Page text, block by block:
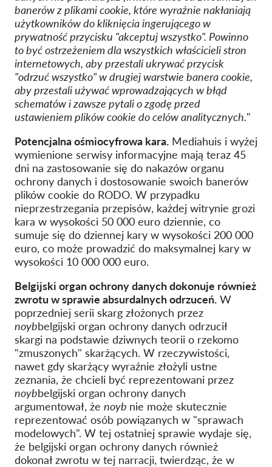
banerów z plikami cookie, które wyraźnie nakłaniają
użytkowników do kliknięcia ingerującego w
prywatność przycisku "akceptuj wszystko". Powinno
to być ostrzeżeniem dla wszystkich właścicieli stron
internetowych, aby przestali ukrywać przycisk
"odrzuć wszystko" w drugiej warstwie banera cookie,
aby przestali używać wprowadzających w błąd
schematów i zawsze pytali o zgodę przed
ustawieniem plików cookie do celów analitycznych."
Potencjalna ośmiocyfrowa kara. Mediahuis i wyżej
wymienione serwisy informacyjne mają teraz 45
dni na zastosowanie się do nakazów organu
ochrony danych i dostosowanie swoich banerów
plików cookie do RODO. W przypadku
nieprzestrzegania przepisów, każdej witrynie grozi
kara w wysokości 50 000 euro dziennie, co
sumuje się do dziennej kary w wysokości 200 000
euro, co może prowadzić do maksymalnej kary w
wysokości 10 000 000 euro.
Belgijski organ ochrony danych dokonuje również
zwrotu w sprawie absurdalnych odrzuceń. W
poprzedniej serii skarg złożonych przez
noybbelgijski organ ochrony danych odrzucił
skargi na podstawie dziwnych teorii o rzekomo
"zmuszonych" skarżących. W rzeczywistości,
nawet gdy skarżący wyraźnie złożyli ustne
zeznania, że chcieli być reprezentowani przez
noybbelgijski organ ochrony danych
argumentował, że noyb nie może skutecznie
reprezentować osób powiązanych w "sprawach
modelowych". W tej ostatniej sprawie wydaje się,
że belgijski organ ochrony danych również
dokonał zwrotu w tej narracji, twierdząc, że w